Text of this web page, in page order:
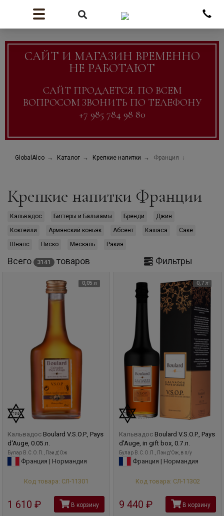
САЙТ И МАГАЗИН ВРЕМЕННО
НЕ РАБОТАЮТ
САЙТ ПРОДАЕТСЯ. ПО ВСЕМ
ВОПРОСОМ ЗВОНИТЬ ПО ТЕЛЕФОНУ
+7 985 784 98 80
GlobalAlco Каталог Крепкие напитки Франция
Крепкие напитки Франции
Кальвадос Биттеры и Бальзамы Бренди
Джин
Коктейли
Армянский коньяк Абсент Кашаса
Саке
Шнапс
Писко Мескаль Ракия
Всего 3141 товаров Фильтры
0,05 л
Кальвадос Boulard V.S.O.P., Pays
d'Auge, 0.05 л.
Булар В.С.О.П., Пэи д'Ож
Франция | Нормандия
Код товара: СЛ-11301
1 610 руб В корзину
0,7 л
Кальвадос Boulard V.S.O.P., Pays
d'Auge, in gift box, 0.7 л.
Булар В.С.О.П., Пэи д'Ож, в п/у
Франция | Нормандия
Код товара: СЛ-11302
9 440 руб В корзину